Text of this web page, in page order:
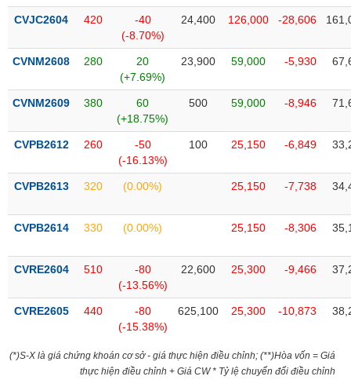
CVJC2604 420
-40
(-8.70%)
24,400 126,000 -28,606
CVNM2608 280
20
(+7.69%)
23,900 59,000 -5,930
CVNM2609 380
60
(+18.75%)
500 59,000 -8,946
CVPB2612 260
-50
(-16.13%)
100 25,150 -6,849
CVPB2613 320 (0.00%) 25,150 -7,738
CVPB2614 330 (0.00%) 25,150 -8,306
CVRE2604 510
-80
(-13.56%)
22,600 25,300 -9,466
CVRE2605 440
-80
(-15.38%)
625,100 25,300 -10,873
(*)S-X là giá chứng khoán cơ sở - giá thực hiện điều chỉnh; (**)Hòa vốn = Giá
thực hiện điều chỉnh + Giá CW * Tỷ lệ chuyển đổi điều chỉnh
Truyền
thông
chính
Dữ
liệu
chính